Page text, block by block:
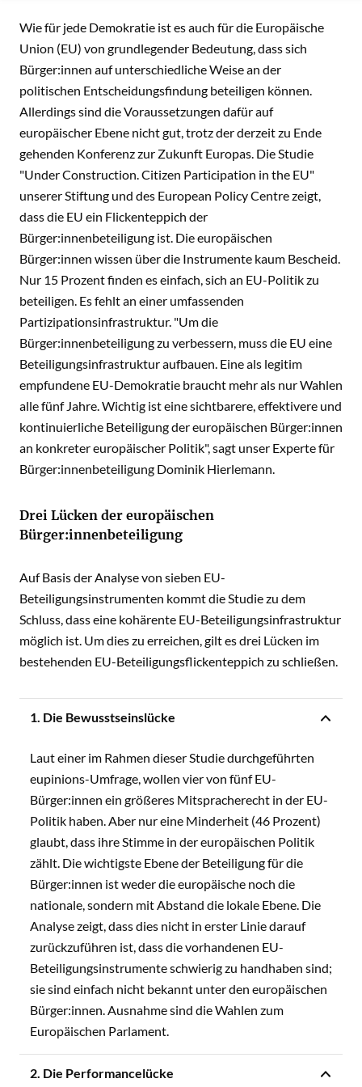
INHALT
Wie für jede Demokratie ist es auch für die Europäische
Union (EU) von grundlegender Bedeutung, dass sich
Bürger:innen auf unterschiedliche Weise an der
politischen Entscheidungsfindung beteiligen können.
Allerdings sind die Voraussetzungen dafür auf
europäischer Ebene nicht gut, trotz der derzeit zu Ende
gehenden Konferenz zur Zukunft Europas. Die Studie
"Under Construction. Citizen Participation in the EU"
unserer Stiftung und des European Policy Centre zeigt,
dass die EU ein Flickenteppich der
Bürger:innenbeteiligung ist. Die europäischen
Bürger:innen wissen über die Instrumente kaum Bescheid.
Nur 15 Prozent finden es einfach, sich an EU-Politik zu
beteiligen. Es fehlt an einer umfassenden
Partizipationsinfrastruktur. "Um die
Bürger:innenbeteiligung zu verbessern, muss die EU eine
Beteiligungsinfrastruktur aufbauen. Eine als legitim
empfundene EU-Demokratie braucht mehr als nur Wahlen
alle fünf Jahre. Wichtig ist eine sichtbarere, effektivere und
kontinuierliche Beteiligung der europäischen Bürger:innen
an konkreter europäischer Politik", sagt unser Experte für
Bürger:innenbeteiligung Dominik Hierlemann.
Drei Lücken der europäischen
Bürger:innenbeteiligung
Auf Basis der Analyse von sieben EU-
Beteiligungsinstrumenten kommt die Studie zu dem
Schluss, dass eine kohärente EU-Beteiligungsinfrastruktur
möglich ist. Um dies zu erreichen, gilt es drei Lücken im
bestehenden EU-Beteiligungsflickenteppich zu schließen.
1. Die Bewusstseinslücke
Laut einer im Rahmen dieser Studie durchgeführten
eupinions-Umfrage, wollen vier von fünf EU-
Bürger:innen ein größeres Mitspracherecht in der EU-
Politik haben. Aber nur eine Minderheit (46 Prozent)
glaubt, dass ihre Stimme in der europäischen Politik
zählt. Die wichtigste Ebene der Beteiligung für die
Bürger:innen ist weder die europäische noch die
nationale, sondern mit Abstand die lokale Ebene. Die
Analyse zeigt, dass dies nicht in erster Linie darauf
zurückzuführen ist, dass die vorhandenen EU-
Beteiligungsinstrumente schwierig zu handhaben sind;
sie sind einfach nicht bekannt unter den europäischen
Bürger:innen. Ausnahme sind die Wahlen zum
Europäischen Parlament.
2. Die Performancelücke